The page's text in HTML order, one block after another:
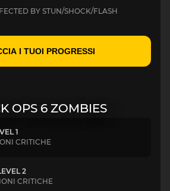
BY STUN/SHOCK/FLASH
I TUOI PROGRESSI
OPS 6 ZOMBIES
1
CRITICHE
2
CRITICHE